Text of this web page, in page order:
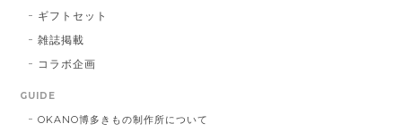
2025/05/26
ギフトセット
雑誌掲載
コラボ企画
GUIDE
OKANO博多きもの制作所について